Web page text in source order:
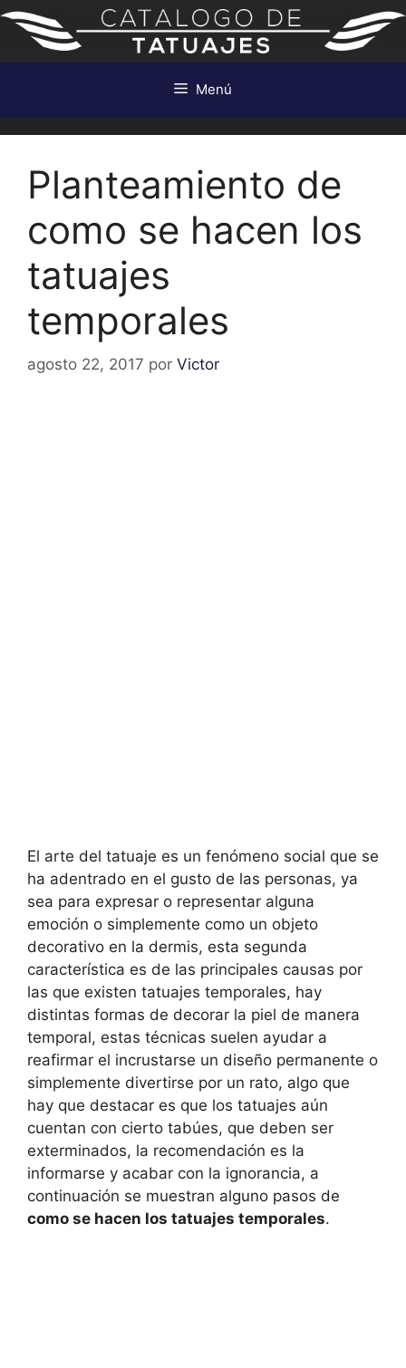
Saltar
contenido
Menú
Planteamiento de
como se hacen los
tatuajes
temporales
agosto 22, 2017 por Victor
El arte del tatuaje es un fenómeno social que se
ha adentrado en el gusto de las personas, ya
sea para expresar o representar alguna
emoción o simplemente como un objeto
decorativo en la dermis, esta segunda
característica es de las principales causas por
las que existen tatuajes temporales, hay
distintas formas de decorar la piel de manera
temporal, estas técnicas suelen ayudar a
reafirmar el incrustarse un diseño permanente o
simplemente divertirse por un rato, algo que
hay que destacar es que los tatuajes aún
cuentan con cierto tabúes, que deben ser
exterminados, la recomendación es la
informarse y acabar con la ignorancia, a
continuación se muestran alguno pasos de
como se hacen los tatuajes temporales.